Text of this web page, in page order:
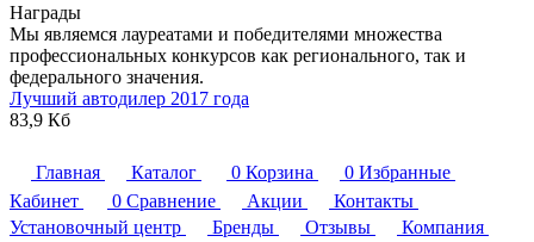
Награды
Мы являемся лауреатами и победителями множества
профессиональных конкурсов как регионального, так и
федерального значения.
Лучший автодилер 2017 года
83,9 Кб
Главная Каталог 0 Корзина 0 Избранные
Кабинет
0 Сравнение Акции
Контакты
Установочный центр
Бренды Отзывы
Компания